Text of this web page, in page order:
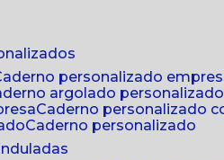
caderno personalizado
argolado personalizado
caderno personalizado
caderno personalizado